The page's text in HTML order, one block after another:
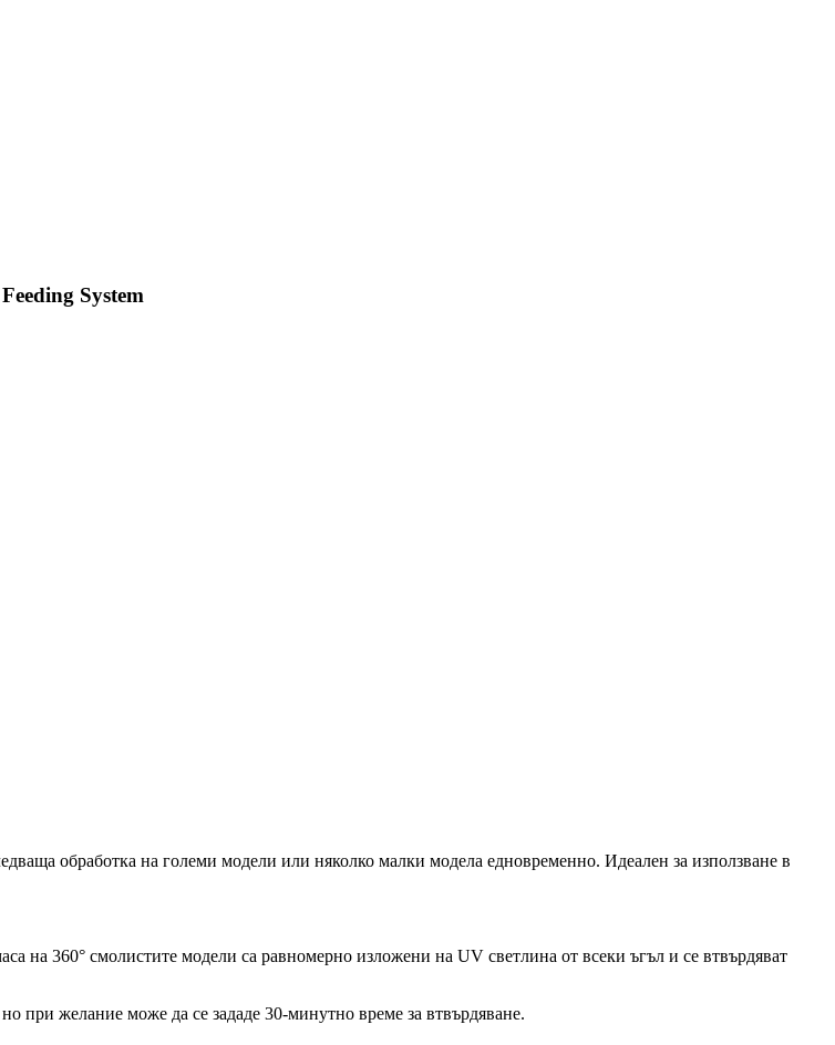
System
обработка на големи модели или няколко малки модела едновременно. Идеален за използване в
на 360° смолистите модели са равномерно изложени на UV светлина от всеки ъгъл и се втвърдяват
при желание може да се зададе 30-минутно време за втвърдяване.